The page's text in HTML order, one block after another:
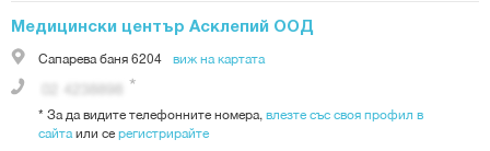
Медицински център Асклепий ООД
Сапарева баня6204 виж на картата
* За да видите телефонните номера, влезте със своя профил в
сайтаили серегистрирайте